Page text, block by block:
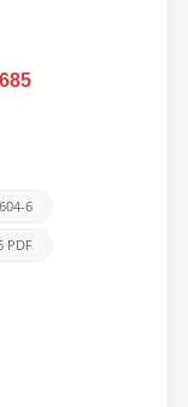
6
PDF